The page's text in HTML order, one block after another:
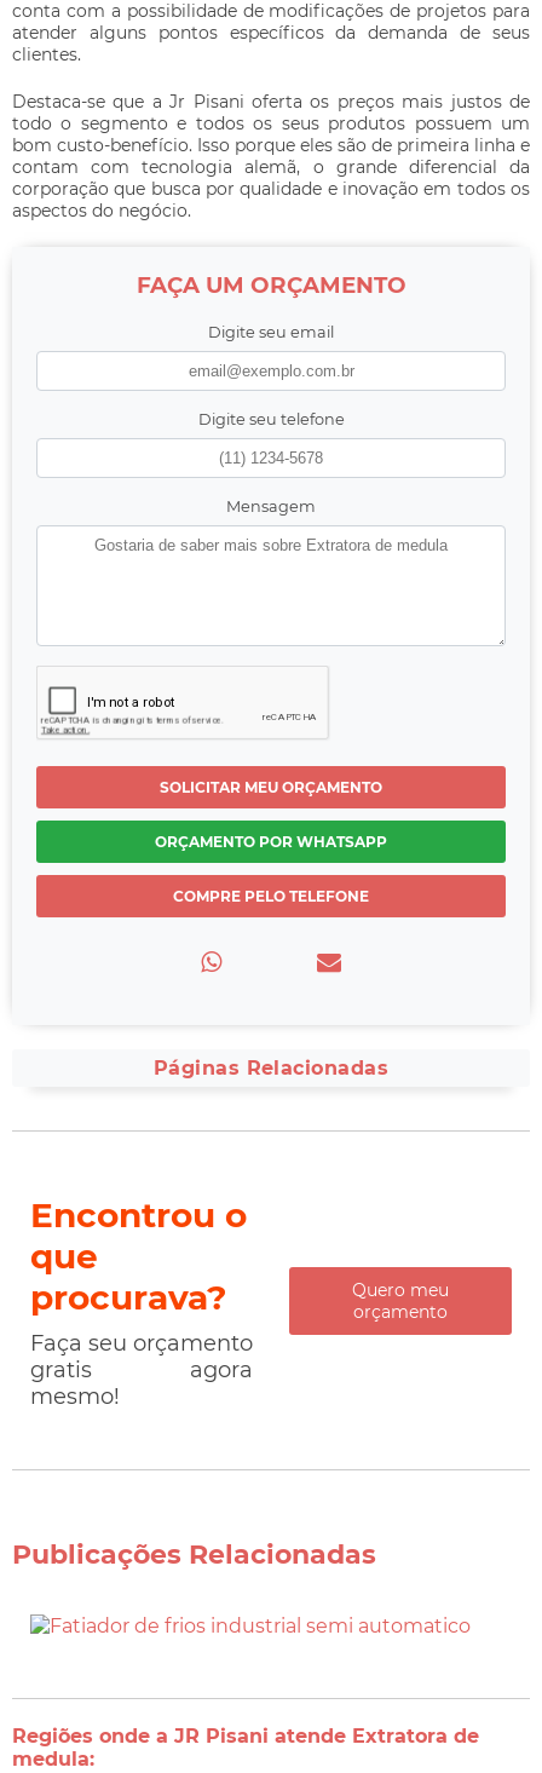
conta com a possibilidade de modificações de projetos para
atender alguns pontos específicos da demanda de seus
clientes.
Destaca-se que a Jr Pisani oferta os preços mais justos de
todo o segmento e todos os seus produtos possuem um
bom custo-benefício. Isso porque eles são de primeira linha e
contam com tecnologia alemã, o grande diferencial da
corporação que busca por qualidade e inovação em todos os
aspectos do negócio.
FAÇA UM ORÇAMENTO
Digite seu email
Digite seu telefone
Mensagem
SOLICITAR MEU ORÇAMENTO
ORÇAMENTO POR WHATSAPP
COMPRE PELO TELEFONE
Páginas Relacionadas
Encontrou o
que
procurava?
Faça seu orçamento
gratis agora
mesmo!
Quero meu
orçamento
Publicações Relacionadas
Regiões onde a JR Pisani atende Extratora de
medula: